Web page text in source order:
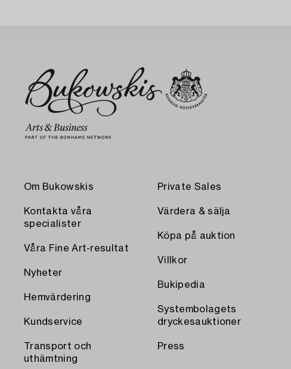
Om Bukowskis
Kontakta våra
specialister
Våra Fine Art-resultat
Nyheter
Hemvärdering
Kundservice
Transport och
uthämtning
Private Sales
Värdera & sälja
Köpa på auktion
Villkor
Bukipedia
Systembolagets
dryckesauktioner
Press